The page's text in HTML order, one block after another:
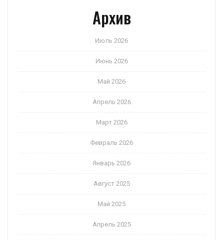
Архив
Июль 2026
Июнь 2026
Май 2026
Апрель 2026
Март 2026
Февраль 2026
Январь 2026
Август 2025
Май 2025
Апрель 2025